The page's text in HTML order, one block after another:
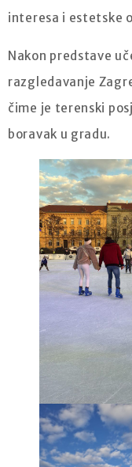
interesa i estetske
Nakon predstave
razgledavanje
čime je terenski
boravak u gradu.